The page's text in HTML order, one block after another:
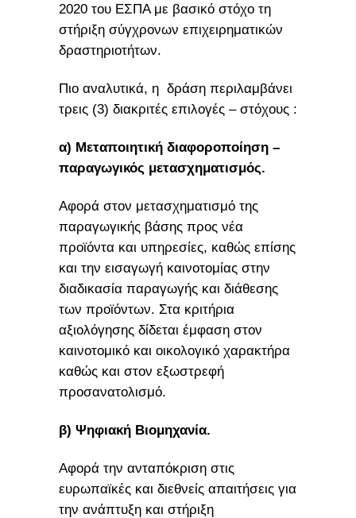
2020 του ΕΣΠΑ με βασικό στόχο τη
στήριξη σύγχρονων επιχειρηματικών
δραστηριοτήτων.
Πιο αναλυτικά, η δράση περιλαμβάνει
τρεις (3) διακριτές επιλογές – στόχους :
α) Μεταποιητική διαφοροποίηση –
παραγωγικός μετασχηματισμός.
Αφορά στον μετασχηματισμό της
παραγωγικής βάσης προς νέα
προϊόντα και υπηρεσίες, καθώς επίσης
και την εισαγωγή καινοτομίας στην
διαδικασία παραγωγής και διάθεσης
των προϊόντων. Στα κριτήρια
αξιολόγησης δίδεται έμφαση στον
καινοτομικό και οικολογικό χαρακτήρα
καθώς και στον εξωστρεφή
προσανατολισμό.
β) Ψηφιακή Βιομηχανία.
Αφορά την ανταπόκριση στις
ευρωπαϊκές και διεθνείς απαιτήσεις για
την ανάπτυξη και στήριξη